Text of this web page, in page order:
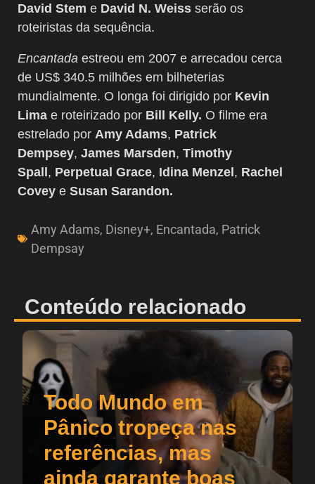
David Stem e David N. Weiss serão os
roteiristas da sequência.
Encantada estreou em 2007 e arrecadou cerca
de US$ 340.5 milhões em bilheterias
mundialmente. O longa foi dirigido por Kevin
Lima e roteirizado por Bill Kelly. O filme era
estrelado por Amy Adams, Patrick
Dempsey, James Marsden, Timothy
Spall, Perpetual Grace, Idina Menzel, Rachel
Covey e Susan Sarandon.
Amy Adams, Disney+, Encantada, Patrick
Dempsay
Conteúdo relacionado
Todo Mundo em
Pânico tropeça nas
referências, mas
ainda garante boas